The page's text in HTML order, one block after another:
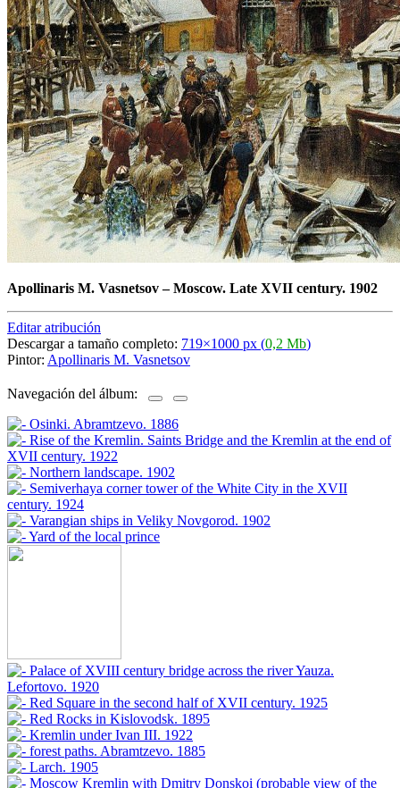
Apollinaris M. Vasnetsov–Moscow. Late XVII century. 1902
Editar atribución
Descargar a tamaño completo: 719×1000 px (0,2 Mb)
Pintor: Apollinaris M. Vasnetsov
Navegación del álbum: